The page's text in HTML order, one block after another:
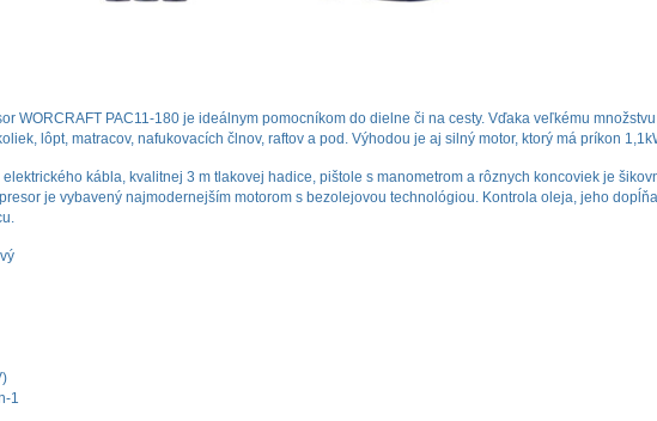
WORCRAFT PAC11-180 je ideálnym pomocníkom do dielne či na cesty. Vďaka veľkému
lôpt, matracov, nafukovacích člnov, raftov a pod. Výhodou je aj silný motor, ktorý má príkon
kábla, kvalitnej 3 m tlakovej hadice, pištole s manometrom a rôznych koncoviek je
je vybavený najmodernejším motorom s bezolejovou technológiou. Kontrola oleja, jeho
1